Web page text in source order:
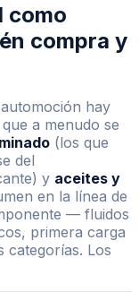
como
compra y
hay
a menudo se
(los que
del
y aceites y
en la línea de
— fluidos
primera carga
categorías. Los